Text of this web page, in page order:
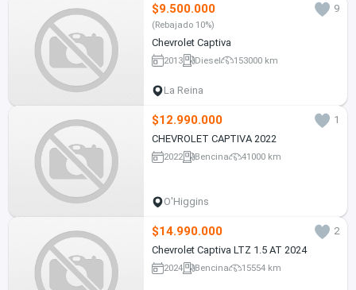
$9.500.000 9
(Rebajado 10%)
Chevrolet Captiva
2013 Diesel 153000 km
La Reina
$12.990.000
1
CHEVROLET CAPTIVA 2022
2022 Bencina 41000 km
O'Higgins
$14.990.000
2
Chevrolet Captiva LTZ 1.5 AT 2024
2024 Bencina 15554 km